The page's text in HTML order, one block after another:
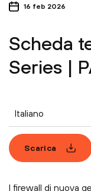
16 feb 2026
Scheda
Series |
Italiano
Scarica
I firewall di nuova